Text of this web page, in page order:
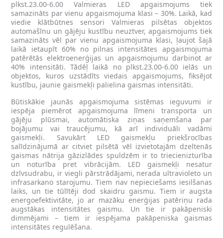
plkst.23.00-6.00 Valmieras LED apgaismojums tiek
samazināts par vienu apgaismojuma klasi – 30%. Laikā, kad
viedie klātbūtnes sensori Valmieras pilsētas objektos
automašīnu un gājēju kustību neuztver, apgaismojums tiek
samazināts vēl par vienu apgaismojuma klasi, ļaujot šajā
laikā ietaupīt 60% no pilnas intensitātes apgaismojuma
patērētās elektroenerģijas un apgaismojumu darbinot ar
40% intensitāti. Tādēļ laikā no plkst.23.00-6.00 ielās un
objektos, kuros uzstādīts viedais apgaismojums, fiksējot
kustību, jaunie gaismekļi palielina gaismas intensitāti.
Būtiskākie jaunās apgaismojuma sistēmas ieguvumi ir
iespēja piemērot apgaismojuma līmeni transporta un
gājēju plūsmai, automātiska ziņas saņemšana par
bojājumu vai traucējumu, kā arī individuāli vadāmi
gaismekļi. Savukārt LED gaismekļu priekšrocības
salīdzinājumā ar citviet pilsētā vēl izvietotajām dzeltenās
gaismas nātrija gāzizlādes spuldzēm ir to triecienizturība
un noturība pret vibrācijām. LED gaismekļi nesatur
dzīvsudrabu, ir viegli pārstrādājami, nerada ultravioleto un
infrasarkano starojumu. Tiem nav nepieciešams iesilšanas
laiks, un tie tūlītēji dod skaidru gaismu. Tiem ir augsta
energoefektivitāte, jo ar mazāku enerģijas patēriņu rada
augstākas intensitātes gaismu. Un tie ir pakāpeniski
dimmējami – tiem ir iespējama pakāpeniska gaismas
intensitātes regulēšana.